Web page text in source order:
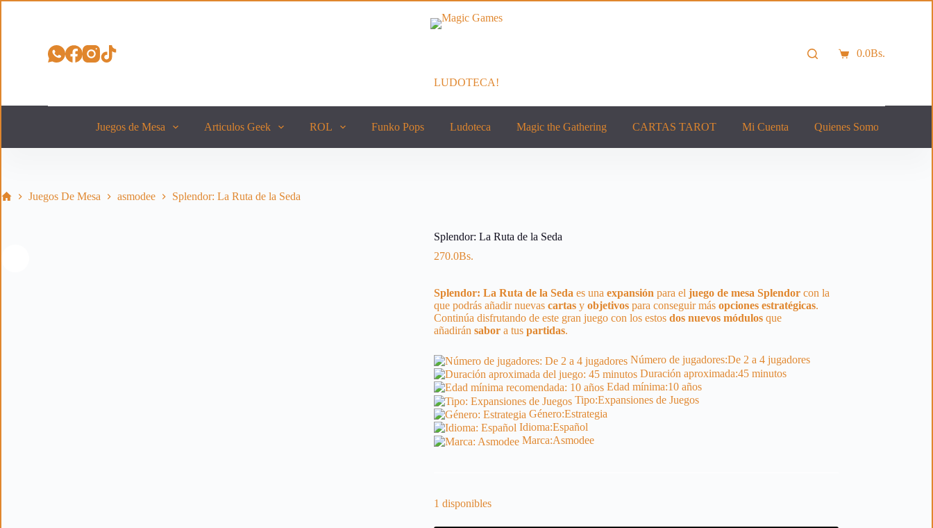
t
d
LUDOTECA!
Carro0.0Bs.
Juegos de Mesa Articulos Geek ROL Funko Pops Ludoteca Magic the Gathering CARTAS TAROT Mi Cuenta Quienes Somos
InicioJuegos De Mesa asmodee Splendor: La Ruta de la Seda
Splendor: La Ruta de la Seda
270.0Bs.
Splendor: La Ruta de la Seda es una expansión para el juego de mesa Splendorcon la
que podrás añadir nuevas cartasy objetivospara conseguir más opciones estratégicas.
Continúa disfrutando de este gran juego con los estos dos nuevos módulosque
añadirán sabora tus partidas.
Número de jugadores:De 2 a 4 jugadores
Duración aproximada:45 minutos
Edad mínima:10 años
Tipo:Expansiones de Juegos
Género:Estrategia
Idioma:Español
Marca:Asmodee
1 disponibles